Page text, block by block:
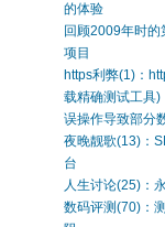
的体验
回顾2009年时
项目
https利弊(1)：
载精确测试工具)
误操作导致部分
夜晚靓歌(13)：
台
人生讨论(25)：
数码评测(70)：